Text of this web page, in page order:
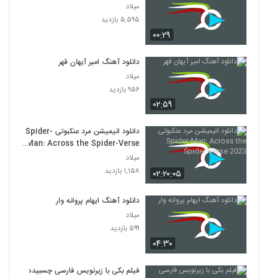
۰۰:۲۹
میلاد
۵,۵۹۵ بازدید
۰۲:۵۹
دانلود آهنگ امیر آیهان قهر
میلاد
۹۵۶ بازدید
۰۲:۲۰:۰۵
دانلود انیمیشن مرد عنکبوتی Spider-
Man: Across the Spider-Verse
2023
میلاد
۱,۱۵۸ بازدید
۰۴:۳۰
دانلود آهنگ ایهام پروانه وار
میلاد
۵۹۹ بازدید
فیلم بکی با زیرنویس فارسی چسبیده